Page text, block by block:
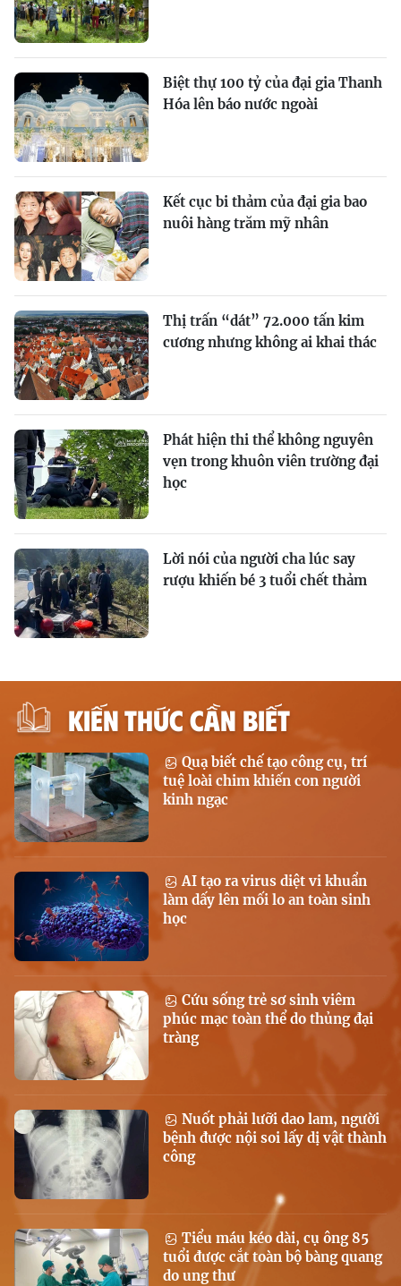
Biệt thự 100 tỷ của đại gia Thanh
Hóa lên báo nước ngoài
Kết cục bi thảm của đại gia bao
nuôi hàng trăm mỹ nhân
Thị trấn “dát” 72.000 tấn kim
cương nhưng không ai khai thác
Phát hiện thi thể không nguyên
vẹn trong khuôn viên trường đại
học
Lời nói của người cha lúc say
rượu khiến bé 3 tuổi chết thảm
KIẾN THỨC CẦN BIẾT
Quạ biết chế tạo công cụ, trí
tuệ loài chim khiến con người
kinh ngạc
AI tạo ra virus diệt vi khuẩn
làm dấy lên mối lo an toàn sinh
học
Cứu sống trẻ sơ sinh viêm
phúc mạc toàn thể do thủng đại
tràng
Nuốt phải lưỡi dao lam, người
bệnh được nội soi lấy dị vật thành
công
Tiểu máu kéo dài, cụ ông 85
tuổi được cắt toàn bộ bàng quang
do ung thư